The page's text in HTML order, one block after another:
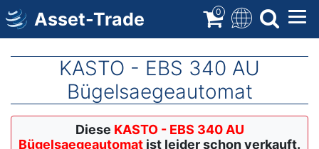
Direkt
zum
Inhalt
Asset-Trade 0
KASTO - EBS 340 AU
Bügelsaegeautomat
Diese KASTO - EBS 340 AU
Bügelsaegeautomat ist leider schon verkauft.